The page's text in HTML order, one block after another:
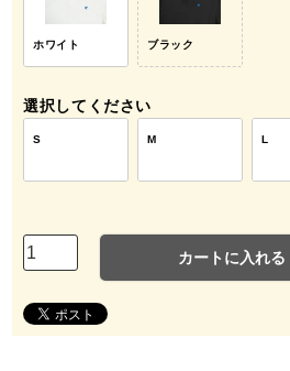
ホワイト ブラック
選択してください
S M L
カートに入れる